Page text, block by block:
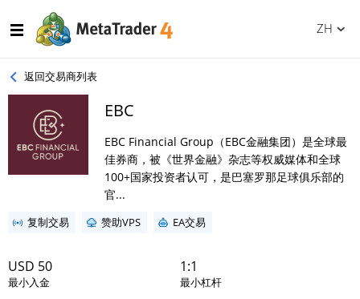
ZH
返回交易商列表
EBC
EBC Financial Group（EBC金融集团）是全球最
佳券商，被《世界金融》杂志等权威媒体和全球
100+国家投资者认可，是巴塞罗那足球俱乐部的
官...
复制交易 赞助VPS EA交易
USD 50
最小入金
1:1
最小杠杆